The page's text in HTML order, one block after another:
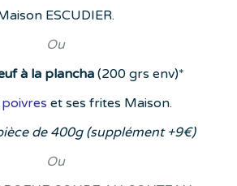
ESCUDIER.
Ou
à la plancha (200 grs env)*
et ses frites Maison.
de 400g (supplément +9€)
Ou